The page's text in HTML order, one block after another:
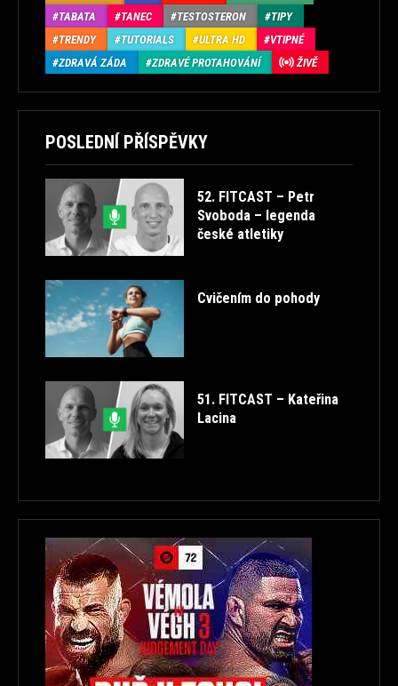
TABATA
TANEC TESTOSTERON
TIPY
TRENDY
TUTORIALS ULTRA HD
VTIPNÉ
ZDRAVÁ ZÁDA
ZDRAVÉ PROTAHOVÁNÍ ŽIVĚ
POSLEDNÍ PŘÍSPĚVKY
52. FITCAST – Petr
Svoboda – legenda
české atletiky
Cvičením do pohody
51. FITCAST – Kateřina
Lacina